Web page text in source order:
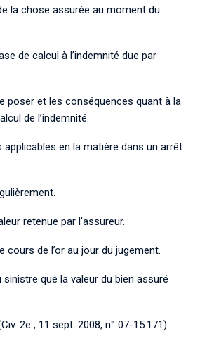
la chose assurée au moment du
de calcul à l’indemnité due par
poser et les conséquences quant à la
de l’indemnité.
en la matière dans un arrêt
retenue par l’assureur.
cours de l’or au jour du jugement.
sinistre que la valeur du bien assuré
2e , 11 sept. 2008, n° 07-15.171)